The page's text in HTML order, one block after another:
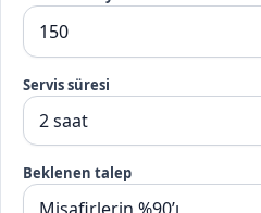
Servis süresi
Beklenen talep